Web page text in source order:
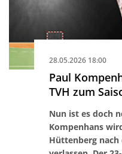
28.05.2026 18:00
Paul
TVH zum
Nun ist es doch
Kompenhans
Hüttenberg nach